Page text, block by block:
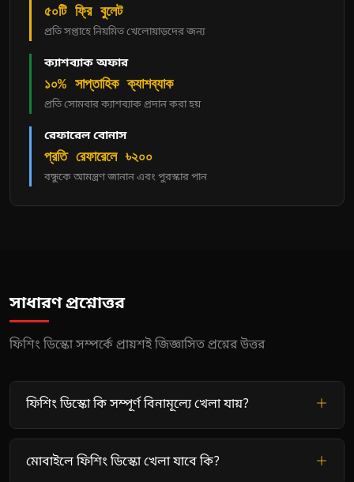
৫০টি ফ্রি বুলেট
প্রতি সপ্তাহে নিয়মিত খেলোয়াড়দের জন্য
ক্যাশব্যাক অফার
১০% সাপ্তাহিক ক্যাশব্যাক
প্রতি সোমবার ক্যাশব্যাক প্রদান করা হয়
রেফারেল বোনাস
প্রতি রেফারেলে ৳২০০
বন্ধুকে আমন্ত্রণ জানান এবং পুরস্কার পান
সাধারণ প্রশ্নোত্তর
ফিশিং ডিস্কো সম্পর্কে প্রায়শই জিজ্ঞাসিত প্রশ্নের উত্তর
ফিশিং ডিস্কো কি সম্পূর্ণ বিনামূল্যে খেলা যায়?
মোবাইলে ফিশিং ডিস্কো খেলা যাবে কি?